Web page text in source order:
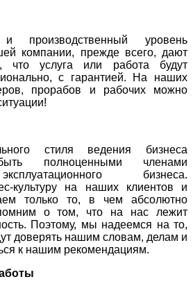
производственный уровень
компании, прежде всего, дают
что услуга или работа будут
с гарантией. На наших
прорабов и рабочих можно
стиля ведения бизнеса
полноценными членами
бизнеса.
культуру на наших клиентов и
только то, в чем абсолютно
о том, что на нас лежит
Поэтому, мы надеемся на то,
доверять нашим словам, делам и
к нашим рекомендациям.